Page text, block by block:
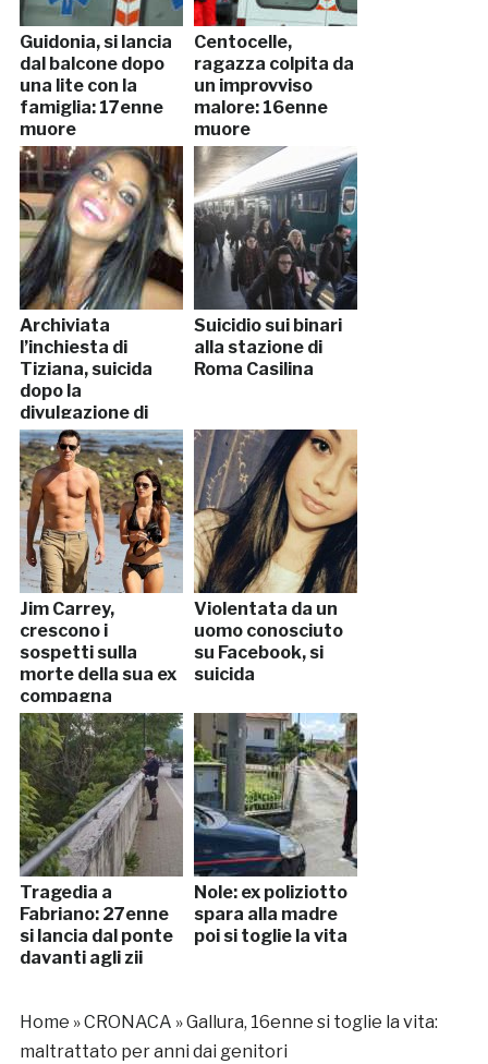
Guidonia, si lancia
dal balcone dopo
una lite con la
famiglia: 17enne
muore
Centocelle,
ragazza colpita da
un improvviso
malore: 16enne
muore
Archiviata
l’inchiesta di
Tiziana, suicida
dopo la
divulgazione di
video hard
Suicidio sui binari
alla stazione di
Roma Casilina
Jim Carrey,
crescono i
sospetti sulla
morte della sua ex
compagna
Violentata da un
uomo conosciuto
su Facebook, si
suicida
Tragedia a
Fabriano: 27enne
si lancia dal ponte
davanti agli zii
Nole: ex poliziotto
spara alla madre
poi si toglie la vita
Home »CRONACA »Gallura, 16enne si toglie la vita:
maltrattato per anni dai genitori